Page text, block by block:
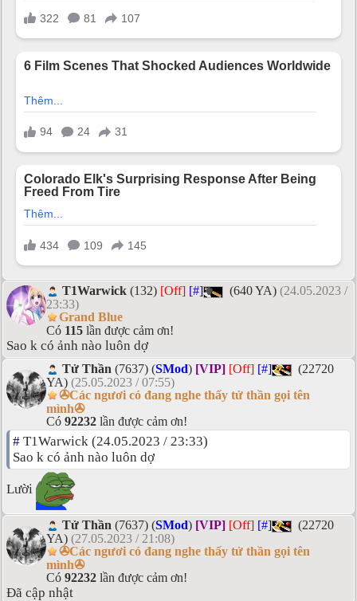
T1Warwick (132) [Off] [#] (640 YA) (24.05.2023 /
23:33)
Grand Blue
Có 115 lần được cảm ơn!
Sao k có ảnh nào luôn dợ
Tử Thần (7637) (SMod) [VIP] [Off] [#]
(22720
YA) (25.05.2023 / 07:55)
✇Các ngươi có đang nghe thấy tử thần gọi tên
mình✇
Có 92232 lần được cảm ơn!
# T1Warwick (24.05.2023 / 23:33)
Sao k có ảnh nào luôn dợ
Lười
Tử Thần (7637) (SMod) [VIP] [Off] [#]
(22720
YA) (27.05.2023 / 21:08)
✇Các ngươi có đang nghe thấy tử thần gọi tên
mình✇
Có 92232 lần được cảm ơn!
Đã cập nhật